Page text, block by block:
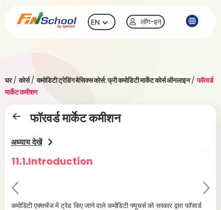
EN लॉग-इन
घर/कोर्स/कमोडिटी ट्रेडिंग बेसिक्स कोर्स: फ्री कमोडिटी मार्केट कोर्स ऑनलाइन/फॉरवर्ड
मार्केट कमीशन
फॉरवर्ड मार्केट कमीशन
अध्याय देखें
11.1.Introduction
कमोडिटी एक्सचेंज में ट्रेड किए जाने वाले कमोडिटी फ्यूचर्स को सरकार द्वारा फॉरवर्ड
Pr
evi
Ne